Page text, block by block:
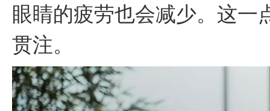
眼睛的疲劳也会减少。这一
贯注。